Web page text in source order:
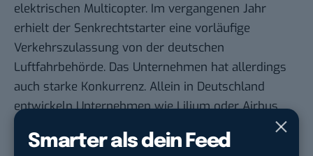
Smarter als dein Feed
elektrischen Multicopter. Im vergangenen Jahr
erhielt der Senkrechtstarter eine vorläufige
Verkehrszulassung von der deutschen
Luftfahrbehörde. Das Unternehmen hat allerdings
auch starke Konkurrenz. Allein in Deutschland
entwickeln Unternehmen wie Lilium oder Airbus
Auch interessant: